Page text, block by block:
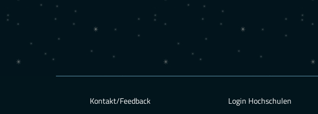
Kontakt/Feedback
Login Hochschulen